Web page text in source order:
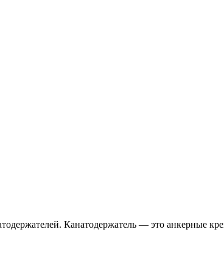
Канатодержатель — это анкерные